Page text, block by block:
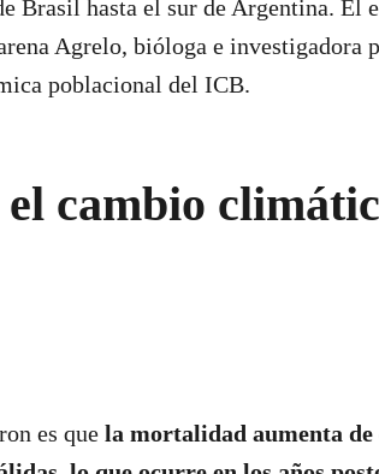
Brasil hasta el sur de Argentina. El
Agrelo, bióloga e investigadora
poblacional del ICB.
cambio
es que la mortalidad aumenta de